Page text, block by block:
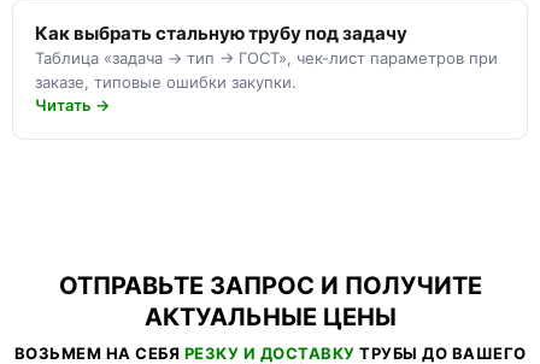
Как выбрать стальную трубу под задачу
Таблица «задача → тип → ГОСТ», чек-лист параметров при
заказе, типовые ошибки закупки.
Читать →
ОТПРАВЬТЕ ЗАПРОС И ПОЛУЧИТЕ
АКТУАЛЬНЫЕ ЦЕНЫ
ВОЗЬМЕМ НА СЕБЯ РЕЗКУ И ДОСТАВКУ ТРУБЫ ДО ВАШЕГО